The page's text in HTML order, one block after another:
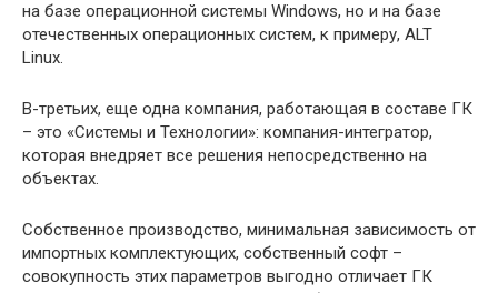
на базе операционной системы Windows, но и на базе
отечественных операционных систем, к примеру, ALT
Linux.
В-третьих, еще одна компания, работающая в составе ГК
– это «Системы и Технологии»: компания-интегратор,
которая внедряет все решения непосредственно на
объектах.
Собственное производство, минимальная зависимость от
импортных комплектующих, собственный софт –
совокупность этих параметров выгодно отличает ГК